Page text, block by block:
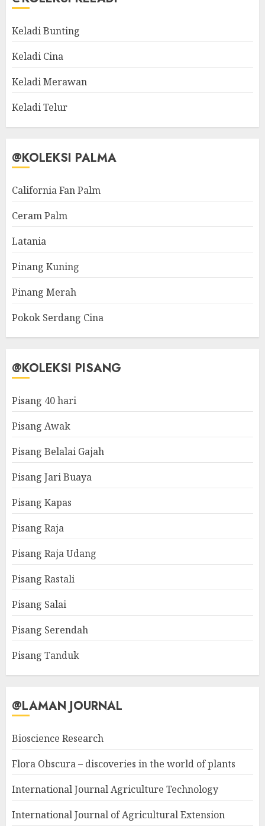
Keladi Bunting
Keladi Cina
Keladi Merawan
Keladi Telur
@KOLEKSI PALMA
California Fan Palm
Ceram Palm
Latania
Pinang Kuning
Pinang Merah
Pokok Serdang Cina
@KOLEKSI PISANG
Pisang 40 hari
Pisang Awak
Pisang Belalai Gajah
Pisang Jari Buaya
Pisang Kapas
Pisang Raja
Pisang Raja Udang
Pisang Rastali
Pisang Salai
Pisang Serendah
Pisang Tanduk
@LAMAN JOURNAL
Bioscience Research
Flora Obscura – discoveries in the world of plants
International Journal Agriculture Technology
International Journal of Agricultural Extension